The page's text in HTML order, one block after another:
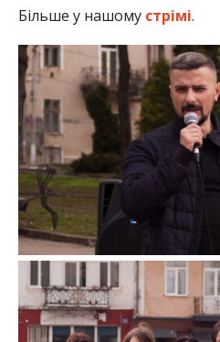
Більше у нашому стрімі.